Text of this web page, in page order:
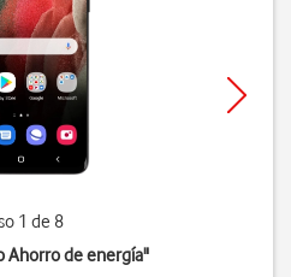
1 de 8
Ahorro de energía"